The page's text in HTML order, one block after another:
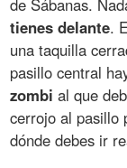
de Sábanas.
tienes delante.
una taquilla
pasillo central
zombi al que
cerrojo al pasillo
dónde debes ir